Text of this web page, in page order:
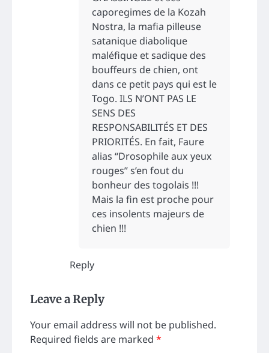
caporegimes de la Kozah
Nostra, la mafia pilleuse
satanique diabolique
maléfique et sadique des
bouffeurs de chien, ont
dans ce petit pays qui est le
Togo. ILS N’ONT PAS LE
SENS DES
RESPONSABILITÉS ET DES
PRIORITÉS. En fait, Faure
alias “Drosophile aux yeux
rouges” s’en fout du
bonheur des togolais !!!
Mais la fin est proche pour
ces insolents majeurs de
chien !!!
Reply
Leave a Reply
Your email address will not be published.
Required fields are marked *